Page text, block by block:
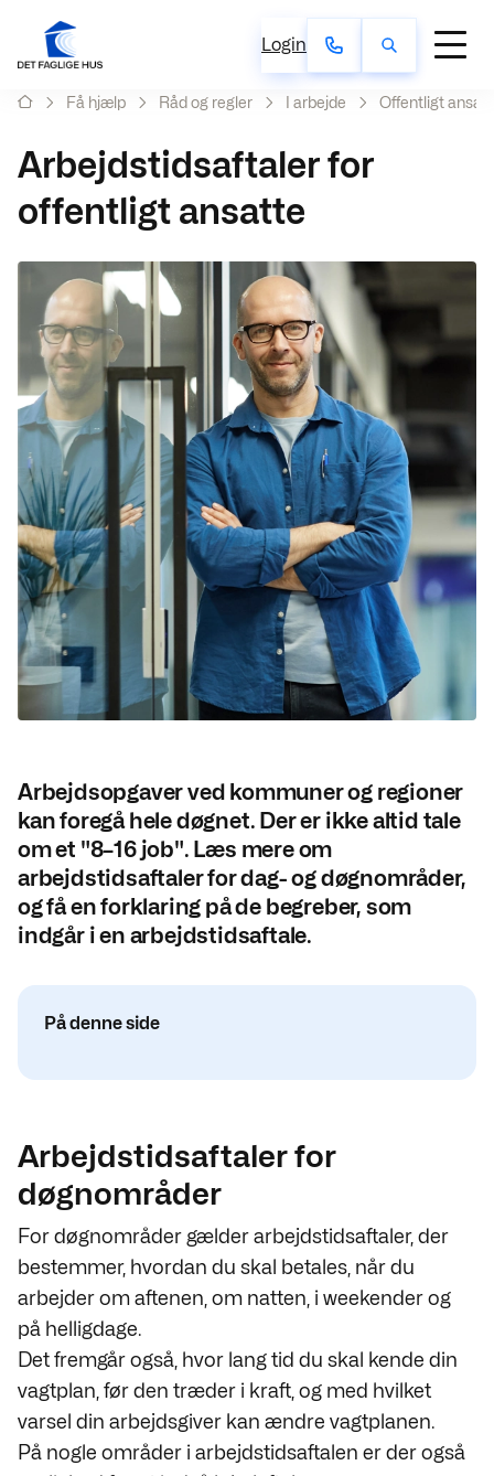
Login
Få hjælp Råd og regler I arbejde Offentligt ansat
Arbejdstidsaftaler for
offentligt ansatte
Arbejdsopgaver ved kommuner og regioner
kan foregå hele døgnet. Der er ikke altid tale
om et "8–16 job". Læs mere om
arbejdstidsaftaler for dag- og døgnområder,
og få en forklaring på de begreber, som
indgår i en arbejdstidsaftale.
På denne side
Arbejdstidsaftaler for
døgnområder
For døgnområder gælder arbejdstidsaftaler, der
bestemmer, hvordan du skal betales, når du
arbejder om aftenen, om natten, i weekender og
på helligdage.
Det fremgår også, hvor lang tid du skal kende din
vagtplan, før den træder i kraft, og med hvilket
varsel din arbejdsgiver kan ændre vagtplanen.
På nogle områder i arbejdstidsaftalen er der også